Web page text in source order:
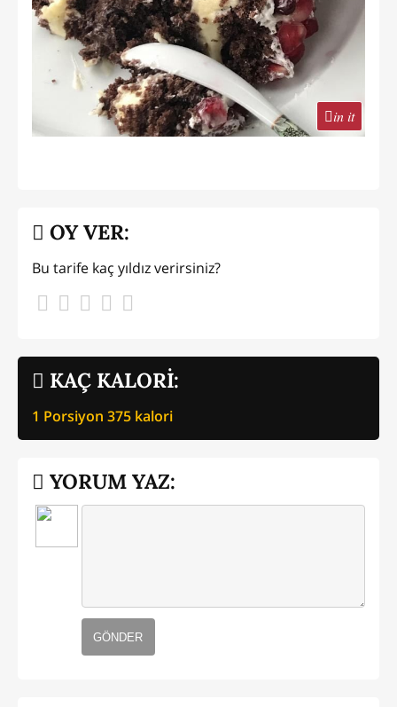
in it
KAÇ KALORİ:
1 Porsiyon 375 kalori
OY VER:
Bu tarife kaç yıldız verirsiniz?
YORUM YAZ:
GÖNDER